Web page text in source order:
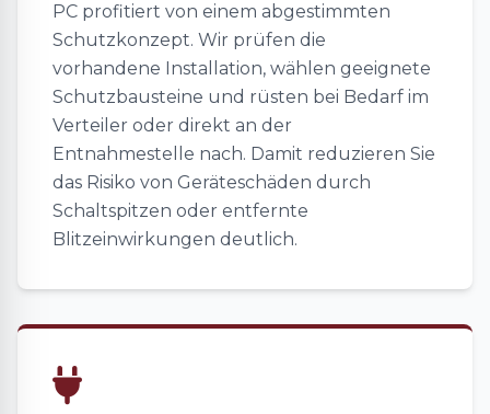
PC profitiert von einem abgestimmten
Schutzkonzept. Wir prüfen die
vorhandene Installation, wählen geeignete
Schutzbausteine und rüsten bei Bedarf im
Verteiler oder direkt an der
Entnahmestelle nach. Damit reduzieren Sie
das Risiko von Geräteschäden durch
Schaltspitzen oder entfernte
Blitzeinwirkungen deutlich.